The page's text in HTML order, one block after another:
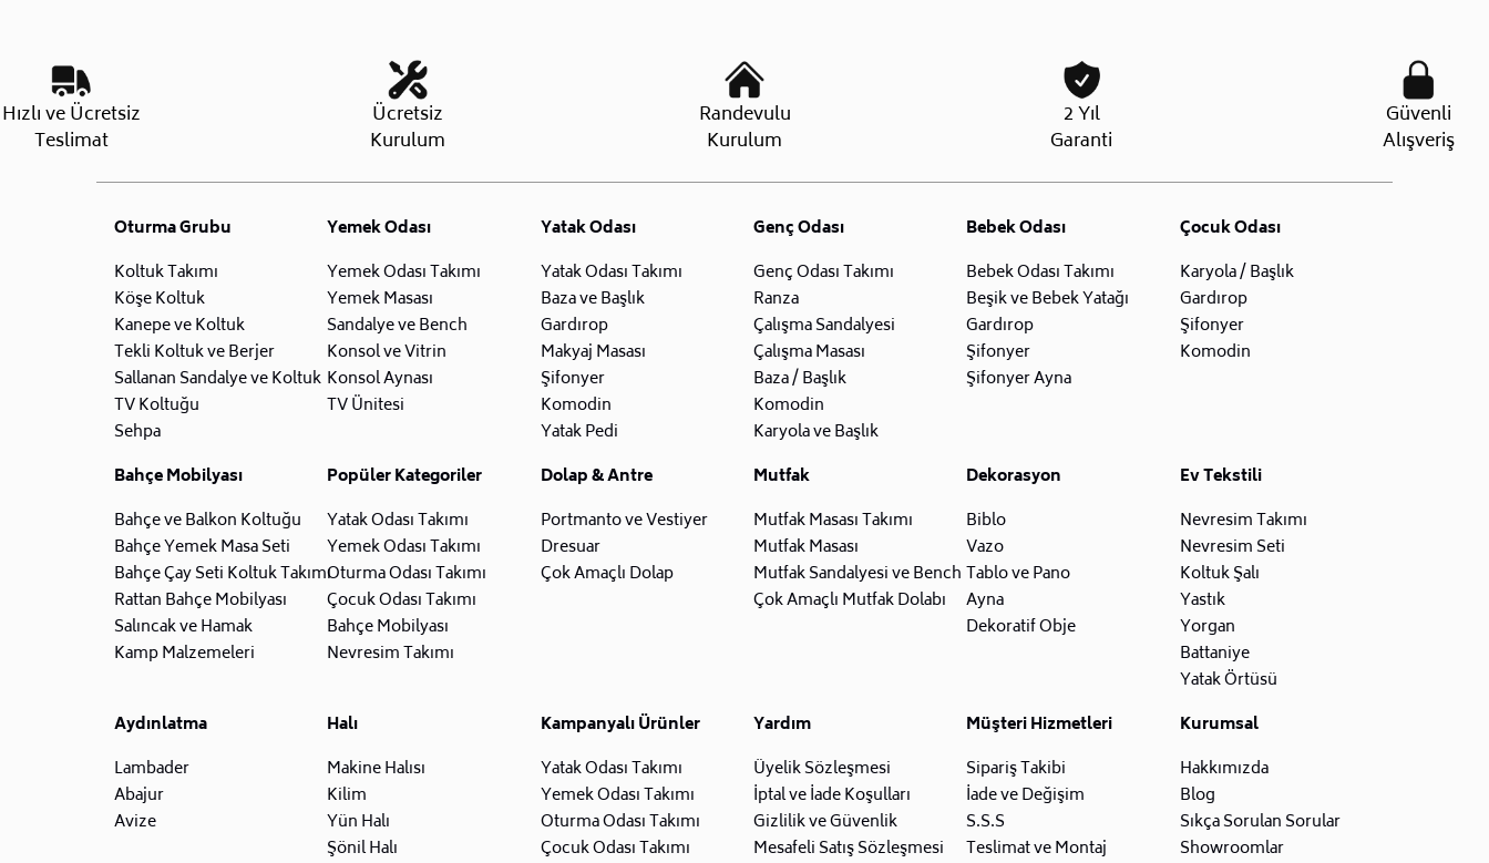
Hızlı ve Ücretsiz
Teslimat
Ücretsiz
Kurulum
Randevulu
Kurulum
2 Yıl
Garanti
Güvenli
Alışveriş
Oturma Grubu
Koltuk Takımı
Köşe Koltuk
Kanepe ve Koltuk
Tekli Koltuk ve Berjer
Sallanan Sandalye ve Koltuk
TV Koltuğu
Sehpa
Yemek Odası
Yemek Odası Takımı
Yemek Masası
Sandalye ve Bench
Konsol ve Vitrin
Konsol Aynası
TV Ünitesi
Yatak Odası
Yatak Odası Takımı
Baza ve Başlık
Gardırop
Makyaj Masası
Şifonyer
Komodin
Yatak Pedi
Genç Odası
Genç Odası Takımı
Ranza
Çalışma Sandalyesi
Çalışma Masası
Baza / Başlık
Komodin
Karyola ve Başlık
Bebek Odası
Bebek Odası Takımı
Beşik ve Bebek Yatağı
Gardırop
Şifonyer
Şifonyer Ayna
Çocuk Odası
Karyola / Başlık
Gardırop
Şifonyer
Komodin
Bahçe Mobilyası
Bahçe ve Balkon Koltuğu
Bahçe Yemek Masa Seti
Bahçe Çay Seti Koltuk Takımı
Rattan Bahçe Mobilyası
Salıncak ve Hamak
Kamp Malzemeleri
Popüler Kategoriler
Yatak Odası Takımı
Yemek Odası Takımı
Oturma Odası Takımı
Çocuk Odası Takımı
Bahçe Mobilyası
Nevresim Takımı
Dolap & Antre
Portmanto ve Vestiyer
Dresuar
Çok Amaçlı Dolap
Mutfak
Mutfak Masası Takımı
Mutfak Masası
Mutfak Sandalyesi ve Bench
Çok Amaçlı Mutfak Dolabı
Dekorasyon
Biblo
Vazo
Tablo ve Pano
Ayna
Dekoratif Obje
Ev Tekstili
Nevresim Takımı
Nevresim Seti
Koltuk Şalı
Yastık
Yorgan
Battaniye
Yatak Örtüsü
Aydınlatma
Lambader
Abajur
Avize
Halı
Makine Halısı
Kilim
Yün Halı
Şönil Halı
Kampanyalı Ürünler
Yatak Odası Takımı
Yemek Odası Takımı
Oturma Odası Takımı
Çocuk Odası Takımı
Yardım
Üyelik Sözleşmesi
İptal ve İade Koşulları
Gizlilik ve Güvenlik
Mesafeli Satış Sözleşmesi
Müşteri Hizmetleri
Sipariş Takibi
İade ve Değişim
S.S.S
Teslimat ve Montaj
Kurumsal
Hakkımızda
Blog
Sıkça Sorulan Sorular
Showroomlar